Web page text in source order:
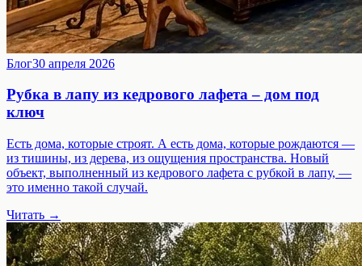
Блог30 апреля 2026
Рубка в лапу из кедрового лафета – дом под
ключ
Есть дома, которые строят. А есть дома, которые рождаются —
из тишины, из дерева, из ощущения пространства. Новый
объект, выполненный из кедрового лафета с рубкой в лапу, —
это именно такой случай.
Читать →